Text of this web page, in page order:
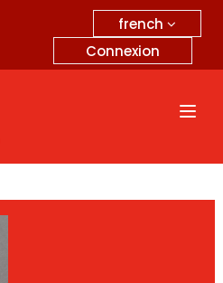
french
Connexion